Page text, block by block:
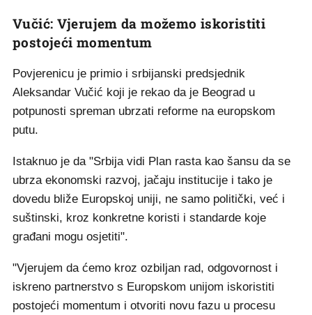
Vučić: Vjerujem da možemo iskoristiti
postojeći momentum
Povjerenicu je primio i srbijanski predsjednik
Aleksandar Vučić koji je rekao da je Beograd u
potpunosti spreman ubrzati reforme na europskom
putu.
Istaknuo je da "Srbija vidi Plan rasta kao šansu da se
ubrza ekonomski razvoj, jačaju institucije i tako je
dovedu bliže Europskoj uniji, ne samo politički, već i
suštinski, kroz konkretne koristi i standarde koje
građani mogu osjetiti".
"Vjerujem da ćemo kroz ozbiljan rad, odgovornost i
iskreno partnerstvo s Europskom unijom iskoristiti
postojeći momentum i otvoriti novu fazu u procesu